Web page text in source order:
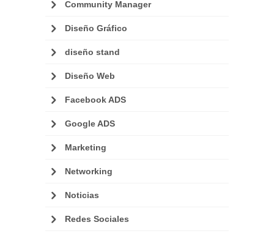
Community Manager
Diseño Gráfico
diseño stand
Diseño Web
Facebook ADS
Google ADS
Marketing
Networking
Noticias
Redes Sociales